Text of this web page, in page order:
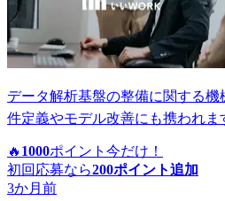
データ解析基盤の整備に関する
件定義やモデル改善にも携われま
🔥 1000ポイント 今だけ！
初回応募なら200ポイント追加
3か月前